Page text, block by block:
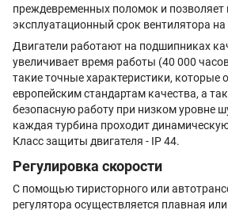
преждевременных поломок и позволяет
эксплуатационный срок вентилятора
Двигатели работают на подшипниках
увеличивает время работы (40 000
такие точные характеристики, которые
европейским стандартам качества, а
безопасную работу при низком уровне
каждая турбина проходит
Класс защиты двигателя - IP 44.
Регулировка скорости
С помощью тиристорного или
регулятора осуществляется плавная